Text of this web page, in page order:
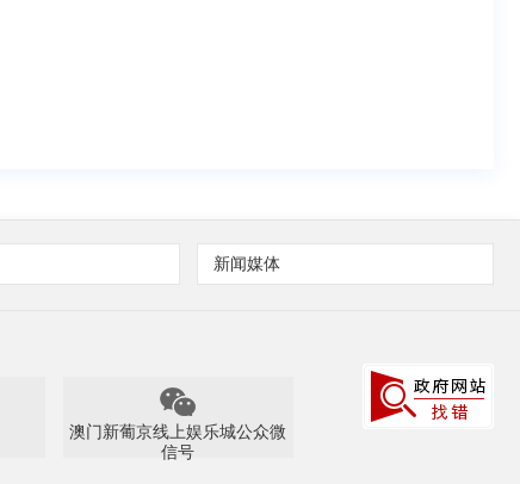
新闻媒体
澳门新葡京线上娱乐城公众微
信号